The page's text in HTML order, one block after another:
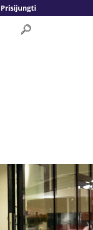
Prisijungti